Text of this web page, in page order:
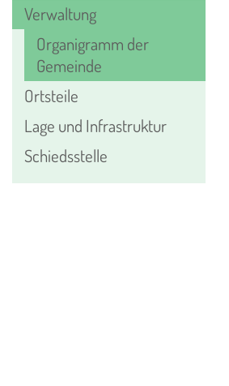
Verwaltung
Organigramm der
Gemeinde
Ortsteile
Lage und Infrastruktur
Schiedsstelle